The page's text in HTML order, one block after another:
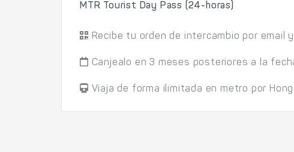
MTR Tourist Day Pass (24-horas)
Recibe tu orden de intercambio por
Canjealo en 3 meses posteriores a la
Viaja de forma ilimitada en metro por